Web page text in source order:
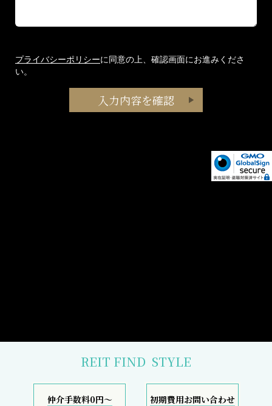
プライバシーポリシーに同意の上、確認画面にお進みくださ
い。
REIT FIND STYLE
仲介手数料0円～ 初期費用お問い合わせ